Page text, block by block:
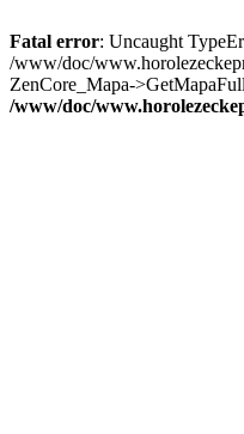
Fatal error: Uncaught
/www/doc/
ZenCore_Mapa-
/www/doc/